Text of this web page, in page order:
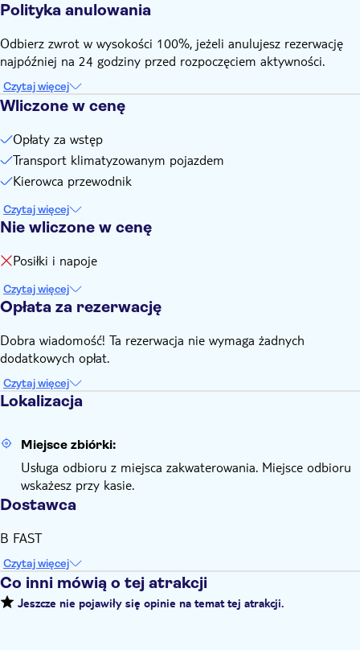
Polityka anulowania
Odbierz zwrot w wysokości 100%, jeżeli anulujesz rezerwację
najpóźniej na 24 godziny przed rozpoczęciem aktywności.
Czytaj więcej
Wliczone w cenę
Opłaty za wstęp
Transport klimatyzowanym pojazdem
Kierowca przewodnik
Czytaj więcej
Nie wliczone w cenę
Posiłki i napoje
Czytaj więcej
Opłata za rezerwację
Dobra wiadomość! Ta rezerwacja nie wymaga żadnych
dodatkowych opłat.
Czytaj więcej
Lokalizacja
Miejsce zbiórki:
Usługa odbioru z miejsca zakwaterowania. Miejsce odbioru
wskażesz przy kasie.
Dostawca
B FAST
Czytaj więcej
Co inni mówią o tej atrakcji
Jeszcze nie pojawiły się opinie na temat tej atrakcji.